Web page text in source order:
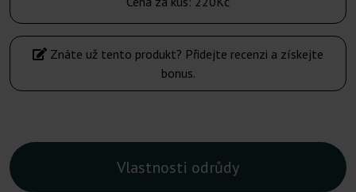
Znáte už tento produkt? Přidejte recenzi a získejte
bonus.
Vlastnosti odrůdy